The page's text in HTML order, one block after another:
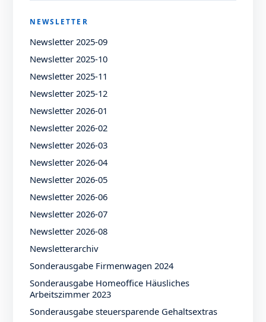
NEWSLETTER
Newsletter 2025-09
Newsletter 2025-10
Newsletter 2025-11
Newsletter 2025-12
Newsletter 2026-01
Newsletter 2026-02
Newsletter 2026-03
Newsletter 2026-04
Newsletter 2026-05
Newsletter 2026-06
Newsletter 2026-07
Newsletter 2026-08
Newsletterarchiv
Sonderausgabe Firmenwagen 2024
Sonderausgabe Homeoffice Häusliches
Arbeitszimmer 2023
Sonderausgabe steuersparende Gehaltsextras